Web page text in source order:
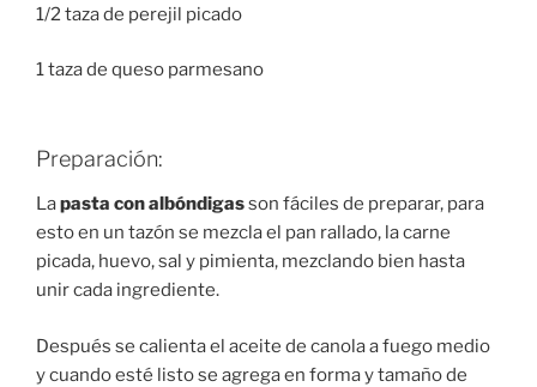
1/2 taza de perejil picado
1 taza de queso parmesano
Preparación:
Lapasta con albóndigasson fáciles de preparar, para
esto en un tazón se mezcla el pan rallado, la carne
picada, huevo, sal y pimienta, mezclando bien hasta
unir cada ingrediente.
Después se calienta el aceite de canola a fuego medio
y cuando esté listo se agrega en forma y tamaño de